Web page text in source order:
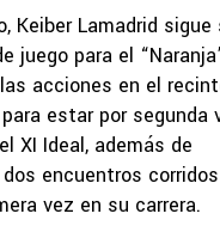
Keiber Lamadrid sigue
juego para el
acciones en el
estar por segunda
XI Ideal, además de
encuentros
vez en su carrera.